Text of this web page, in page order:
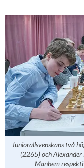
Juniorallsvenskans två
(2265) och
Manhem